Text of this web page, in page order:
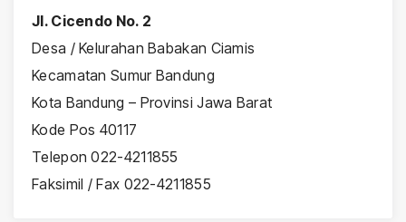
Jl. Cicendo No. 2
Desa / Kelurahan Babakan Ciamis
Kecamatan Sumur Bandung
Kota Bandung – Provinsi Jawa Barat
Kode Pos 40117
Telepon 022-4211855
Faksimil / Fax 022-4211855